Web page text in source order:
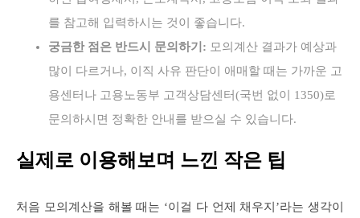
를 참고해 입력하시는 것이 좋습니다.
궁금한 점은 반드시 문의하기: 모의계산 결과가 예상과
많이 다르거나, 이직 사유 판단이 애매할 때는 가까운 고
용센터나 고용노동부 고객상담센터(국번 없이 1350)로
문의하시면 정확한 안내를 받으실 수 있습니다.
실제로 이용해보며 느낀 작은 팁
처음 모의계산을 해볼 때는 ‘이걸 다 언제 채우지’라는 생각이